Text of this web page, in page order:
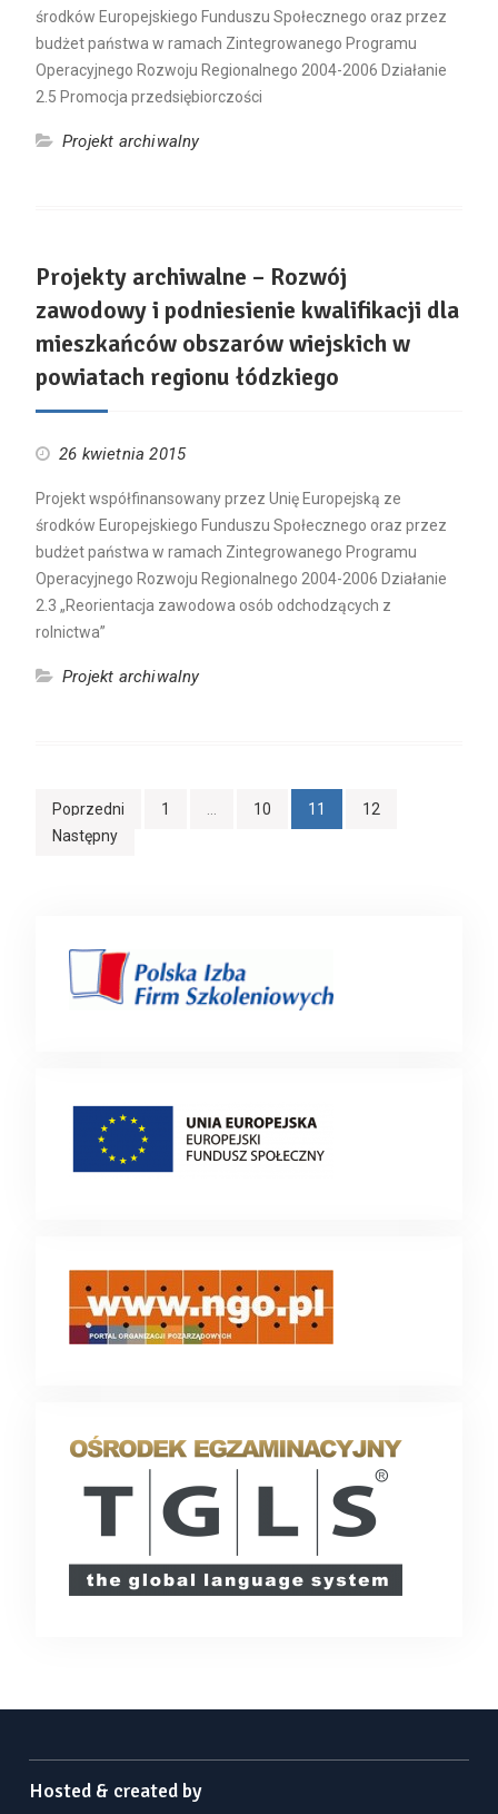
środków Europejskiego Funduszu Społecznego oraz przez
budżet państwa w ramach Zintegrowanego Programu
Operacyjnego Rozwoju Regionalnego 2004-2006 Działanie
2.5 Promocja przedsiębiorczości
Projekt archiwalny
Projekty archiwalne – Rozwój
zawodowy i podniesienie kwalifikacji dla
mieszkańców obszarów wiejskich w
powiatach regionu łódzkiego
26 kwietnia 2015
Projekt współfinansowany przez Unię Europejską ze
środków Europejskiego Funduszu Społecznego oraz przez
budżet państwa w ramach Zintegrowanego Programu
Operacyjnego Rozwoju Regionalnego 2004-2006 Działanie
2.3 „Reorientacja zawodowa osób odchodzących z
rolnictwa”
Projekt archiwalny
Nawigacja
po
Poprzedni 1 10 11
12
Następny
Hosted & created by